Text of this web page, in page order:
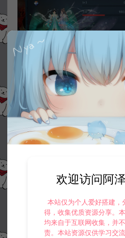
欢迎访问阿
本站仅为个人爱好搭建，
得，收集优质资源分享。
均来自于互联网收集，并
责。本站资源仅供学习交